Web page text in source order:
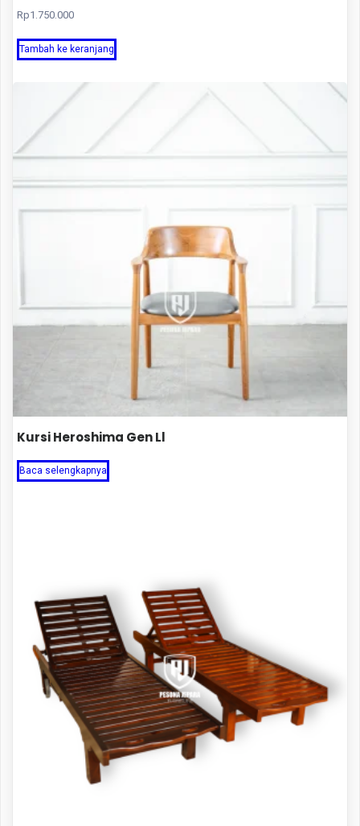
Rp1.750.000
Tambah ke keranjang
Kursi Heroshima Gen Ll
Baca selengkapnya